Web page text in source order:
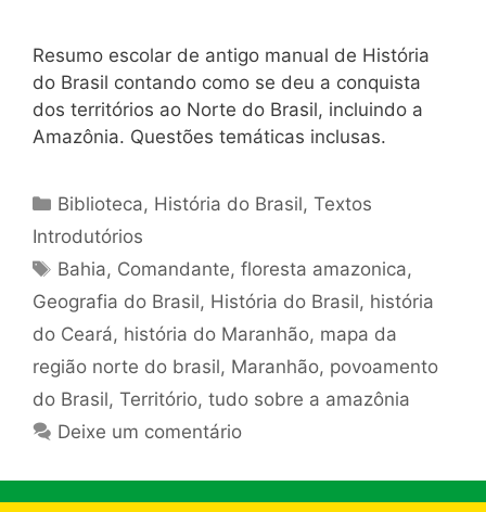
Resumo escolar de antigo manual de História
do Brasil contando como se deu a conquista
dos territórios ao Norte do Brasil, incluindo a
Amazônia. Questões temáticas inclusas.
Categorias
Biblioteca, História do Brasil,Textos
Introdutórios
Tags
Bahia, Comandante,floresta amazonica,
Geografia do Brasil, História do Brasil, história
do Ceará, história do Maranhão, mapa da
região norte do brasil, Maranhão, povoamento
do Brasil, Território, tudo sobre a amazônia
Deixe um comentário